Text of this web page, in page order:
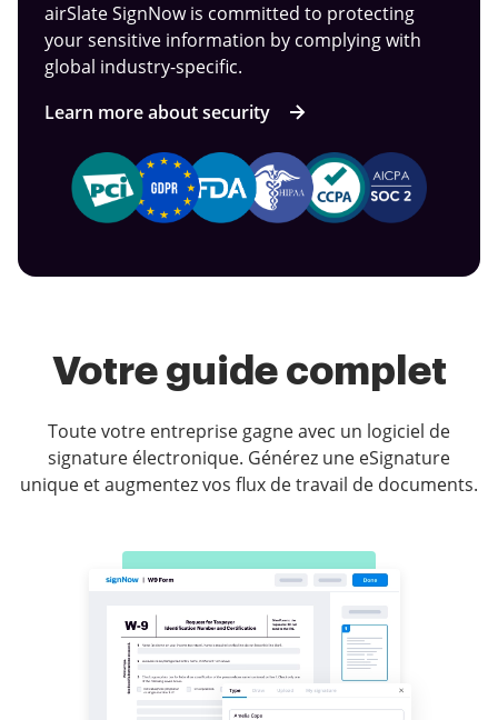
airSlate SignNow is committed to protecting
your sensitive information by complying with
global industry-specific.
Learn more about security
Votre guide complet
Toute votre entreprise gagne avec un logiciel de
signature électronique. Générez une eSignature
unique et augmentez vos flux de travail de documents.